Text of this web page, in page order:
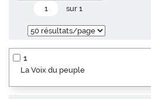
sur 1
1
La Voix du peuple